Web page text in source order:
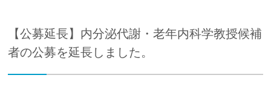
研究
【公募延長】内分泌代謝・老年内科学教授候補
者の公募を延長しました。